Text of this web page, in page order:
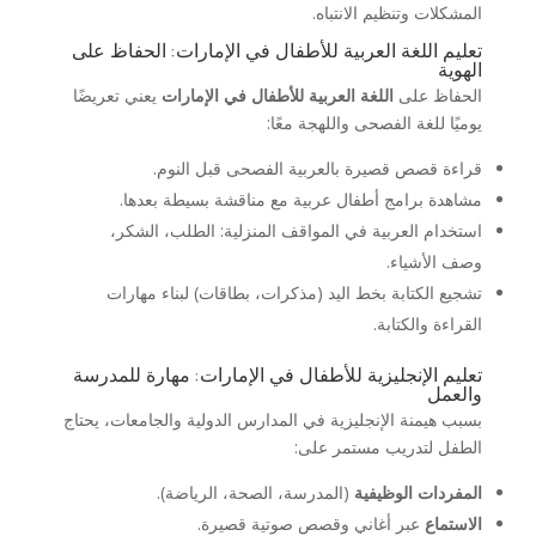
المشكلات وتنظيم الانتباه.
تعليم اللغة العربية للأطفال في الإمارات: الحفاظ على
الهوية
الحفاظ على اللغة العربية للأطفال في الإمارات يعني تعريضًا
يوميًا للغة الفصحى واللهجة معًا:
قراءة قصص قصيرة بالعربية الفصحى قبل النوم.
مشاهدة برامج أطفال عربية مع مناقشة بسيطة بعدها.
استخدام العربية في المواقف المنزلية: الطلب، الشكر،
وصف الأشياء.
تشجيع الكتابة بخط اليد (مذكرات، بطاقات) لبناء مهارات
القراءة والكتابة.
تعليم الإنجليزية للأطفال في الإمارات: مهارة للمدرسة
والعمل
بسبب هيمنة الإنجليزية في المدارس الدولية والجامعات، يحتاج
الطفل لتدريب مستمر على:
المفردات الوظيفية (المدرسة، الصحة، الرياضة).
الاستماععبر أغاني وقصص صوتية قصيرة.